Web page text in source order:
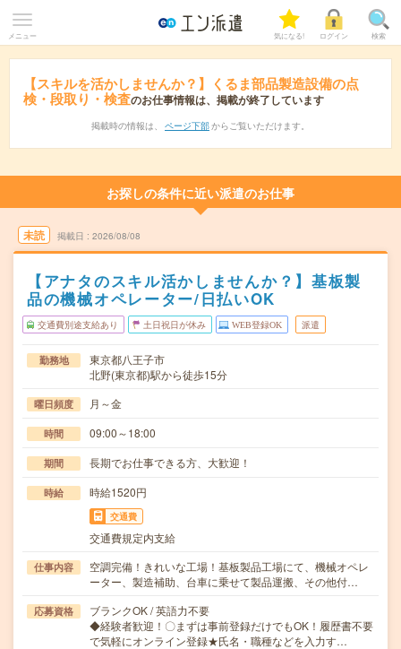
メニュー 気になる! ログイン 検索
【スキルを活かしませんか？】くるま部品製造設備の点
検・段取り・検査のお仕事情報は、掲載が終了しています
掲載時の情報は、 ページ下部 からご覧いただけます。
お探しの条件に近い派遣のお仕事
未読 掲載日 2026/08/08
【アナタのスキル活かしませんか？】基板製
品の機械オペレーター/日払いOK
交通費別途支給あり 土日祝日が休み WEB登録OK 派遣
勤務地
東京都八王子市
北野(東京都)駅から徒歩15分
曜日頻度 月～金
時間 09:00～18:00
期間 長期でお仕事できる方、大歓迎！
時給 時給1520円
交通費
交通費規定内支給
仕事内容
空調完備！きれいな工場！基板製品工場にて、機械オペレ
ーター、製造補助、台車に乗せて製品運搬、その他付…
応募資格
ブランクOK / 英語力不要
◆経験者歓迎！〇まずは事前登録だけでもOK！履歴書不要
で気軽にオンライン登録★氏名・職種などを入力す…